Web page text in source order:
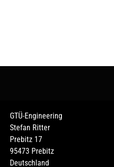
GTÜ-Engineering
Stefan Ritter
Prebitz 17
95473 Prebitz
Deutschland